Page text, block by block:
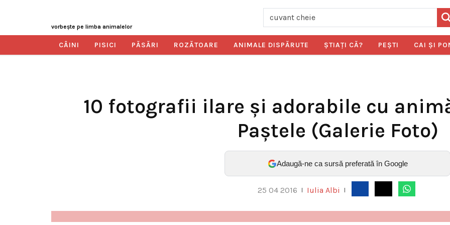
vorbeşte pe limba animalelor
CÂINI PISICI PĂSĂRI ROZĂTOARE ANIMALE DISPĂRUTE ŞTIAŢI CĂ? PEŞTI CAI ŞI
10 fotografii ilare și adorabile cu
Paștele (Galerie Foto)
Adaugă-ne ca sursă preferată în Google
25 04 2016 Iulia Albi